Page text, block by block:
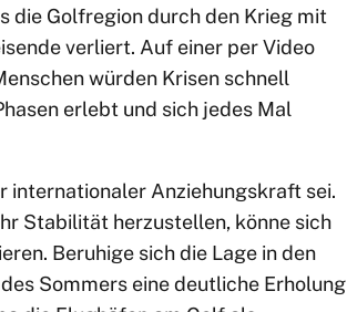
die Golfregion durch den Krieg mit
verliert. Auf einer per Video
würden Krisen schnell
erlebt und sich jedes Mal
internationaler Anziehungskraft sei.
Stabilität herzustellen, könne sich
Beruhige sich die Lage in den
Sommers eine deutliche Erholung